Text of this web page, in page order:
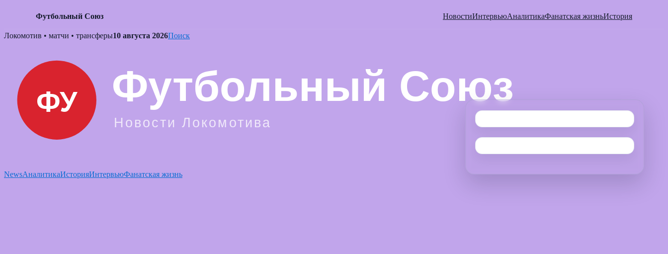
Футбольный Союз НовостиИнтервьюАналитикаФанатская жизньИстория
Skip
Локомотив • матчи • трансферы10 августа 2026Поиск
NewsАналитикаИсторияИнтервьюФанатская жизнь